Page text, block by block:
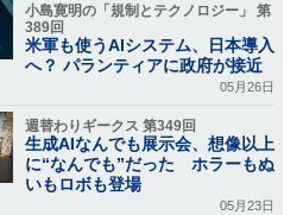
小島寛明の「規制とテクノロジー」 第
389回
米軍も使うAIシステム、日本導入
へ？ パランティアに政府が接近
05月26日
週替わりギークス 第349回
生成AIなんでも展示会、想像以上
に“なんでも”だった ホラーもぬ
いもロボも登場
05月23日